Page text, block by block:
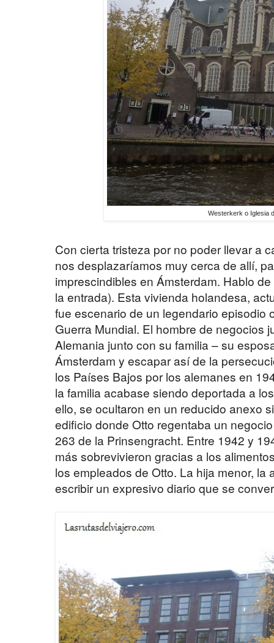
Westerkerk o Iglesia
Con cierta tristeza por no poder llevar a
nos desplazaríamos muy cerca de allí,
imprescindibles en Ámsterdam. Hablo
la entrada). Esta vivienda holandesa,
fue escenario de un legendario episodio
Guerra Mundial. El hombre de negocios
Alemania junto con su familia – su
Ámsterdam y escapar así de la
los Países Bajos por los alemanes en
la familia acabase siendo deportada a
ello, se ocultaron en un reducido anexo
edificio donde Otto regentaba un
263 de la Prinsengracht. Entre 1942 y
más sobrevivieron gracias a los
los empleados de Otto. La hija menor, la
escribir un expresivo diario que se